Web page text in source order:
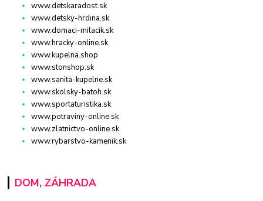
www.detskaradost.sk
www.detsky-hrdina.sk
www.domaci-milacik.sk
www.hracky-online.sk
www.kupelna.shop
www.stonshop.sk
www.sanita-kupelne.sk
www.skolsky-batoh.sk
www.sportaturistika.sk
www.potraviny-online.sk
www.zlatnictvo-online.sk
www.rybarstvo-kamenik.sk
DOM, ZÁHRADA